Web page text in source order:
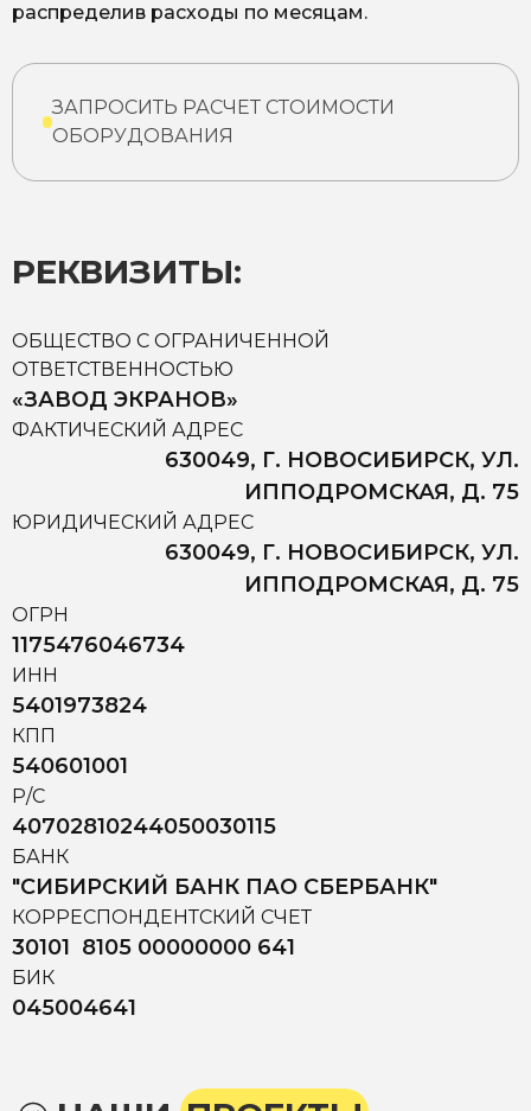
распределив расходы по месяцам.
ЗАПРОСИТЬ РАСЧЕТ СТОИМОСТИ
ОБОРУДОВАНИЯ
РЕКВИЗИТЫ:
ОБЩЕСТВО С ОГРАНИЧЕННОЙ
ОТВЕТСТВЕННОСТЬЮ
«ЗАВОД ЭКРАНОВ»
ФАКТИЧЕСКИЙ АДРЕС
630049, Г. НОВОСИБИРСК, УЛ.
ИППОДРОМСКАЯ, Д. 75
ЮРИДИЧЕСКИЙ АДРЕС
630049, Г. НОВОСИБИРСК, УЛ.
ИППОДРОМСКАЯ, Д. 75
ОГРН
1175476046734
ИНН
5401973824
КПП
540601001
Р/С
40702810244050030115
БАНК
"СИБИРСКИЙ БАНК ПАО СБЕРБАНК"
КОРРЕСПОНДЕНТСКИЙ СЧЕТ
30101 8105 00000000 641
БИК
045004641